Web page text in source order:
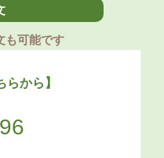
も可能です
らから】